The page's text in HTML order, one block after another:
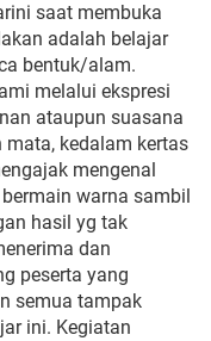
saat membuka
adalah belajar
bentuk/alam.
melalui ekspresi
ataupun suasana
kedalam kertas
mengenal
warna sambil
hasil yg tak
dan
peserta yang
semua tampak
ini. Kegiatan